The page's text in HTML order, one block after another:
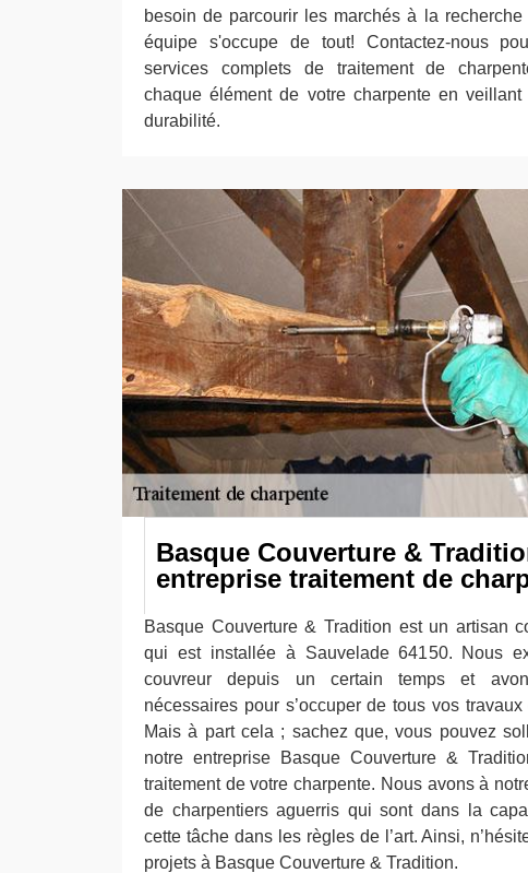
besoin de parcourir les marchés à la
équipe s'occupe de tout! Contactez-nous
services complets de traitement de
chaque élément de votre charpente en
durabilité.
Basque Couverture &
entreprise traitement de
Basque Couverture & Tradition est un artisan
qui est installée à Sauvelade 64150. Nous
couvreur depuis un certain temps et
nécessaires pour s’occuper de tous vos
Mais à part cela ; sachez que, vous pouvez
notre entreprise Basque Couverture &
traitement de votre charpente. Nous avons à
de charpentiers aguerris qui sont dans la
cette tâche dans les règles de l’art. Ainsi,
projets à Basque Couverture & Tradition.